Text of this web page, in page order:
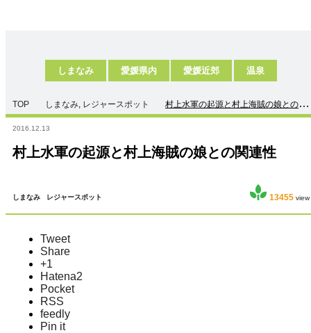
しまなみ 愛媛県内 愛媛近郊 温泉
TOP しまなみ, レジャースポット
村上水軍の起源と村上海賊の娘との関
連性
2016.12.13
村上水軍の起源と村上海賊の娘との関連性
しまなみ レジャースポット 13455 view
Tweet
Share
+1
Hatena2
Pocket
RSS
feedly
Pin it